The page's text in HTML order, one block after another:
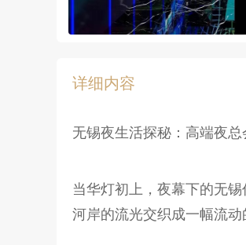
详细内容
无锡夜生活探秘：高端夜
当华灯初上，夜幕下的无
河岸的流光交织成一幅流